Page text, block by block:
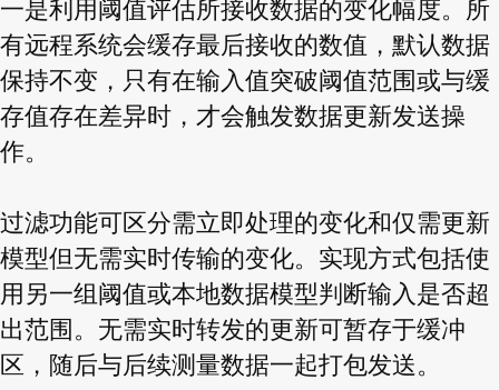
一是利用阈值评估所接收数据的变化幅度。所
有远程系统会缓存最后接收的数值，默认数据
保持不变，只有在输入值突破阈值范围或与缓
存值存在差异时，才会触发数据更新发送操
作。
过滤功能可区分需立即处理的变化和仅需更新
模型但无需实时传输的变化。实现方式包括使
用另一组阈值或本地数据模型判断输入是否超
出范围。无需实时转发的更新可暂存于缓冲
区，随后与后续测量数据一起打包发送。